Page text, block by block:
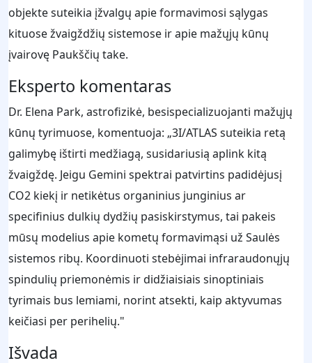
objekte suteikia įžvalgų apie formavimosi sąlygas
kituose žvaigždžių sistemose ir apie mažųjų kūnų
įvairovę Paukščių take.
Eksperto komentaras
Dr. Elena Park, astrofizikė, besispecializuojanti mažųjų
kūnų tyrimuose, komentuoja: „3I/ATLAS suteikia retą
galimybę ištirti medžiagą, susidariusią aplink kitą
žvaigždę. Jeigu Gemini spektrai patvirtins padidėjusį
CO2 kiekį ir netikėtus organinius junginius ar
specifinius dulkių dydžių pasiskirstymus, tai pakeis
mūsų modelius apie kometų formavimąsi už Saulės
sistemos ribų. Koordinuoti stebėjimai infraraudonųjų
spindulių priemonėmis ir didžiaisiais sinoptiniais
tyrimais bus lemiami, norint atsekti, kaip aktyvumas
keičiasi per perihelių."
Išvada